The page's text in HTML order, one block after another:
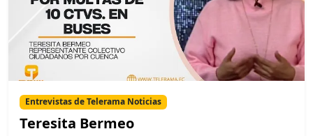
Entrevistas de Telerama Noticias
Teresita Bermeo